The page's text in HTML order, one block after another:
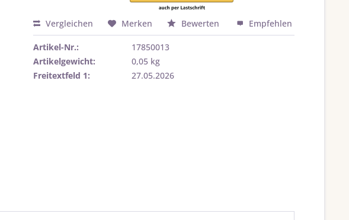
Vergleichen Merken Bewerten Empfehlen
Artikel-Nr.:
17850013
Artikelgewicht:
0,05 kg
Freitextfeld 1:
27.05.2026